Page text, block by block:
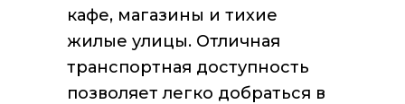
кафе, магазины и тихие
жилые улицы. Отличная
транспортная доступность
позволяет легко добраться в